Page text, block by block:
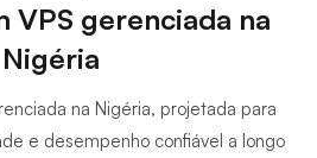
VPS gerenciada na
Nigéria
na Nigéria, projetada para
e desempenho confiável a longo